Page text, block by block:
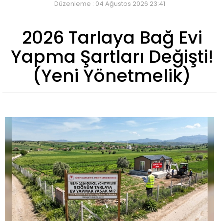
Düzenleme : 04 Ağustos 2026 23:41
2026 Tarlaya Bağ Evi
Yapma Şartları Değişti!
(Yeni Yönetmelik)